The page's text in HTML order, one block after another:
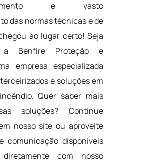
e vasto
das normas técnicas e de
ao lugar certo! Seja
a Benfire Proteção e
empresa especializada
e soluções em
Quer saber mais
soluções? Continue
nosso site ou aproveite
comunicação disponíveis
com nosso